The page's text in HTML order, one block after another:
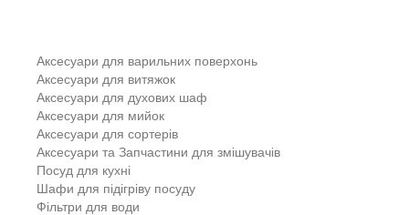
Аксесуари для варильних поверхонь
Аксесуари для витяжок
Аксесуари для духових шаф
Аксесуари для мийок
Аксесуари для сортерів
Аксесуари та Запчастини для змішувачів
Посуд для кухні
Шафи для підігріву посуду
Фільтри для води